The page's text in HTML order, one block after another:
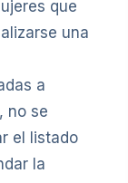
que
una
a
no se
el listado
la